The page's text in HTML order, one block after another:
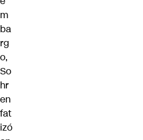
m
ba
rg
o,
So
hr
en
fat
izó